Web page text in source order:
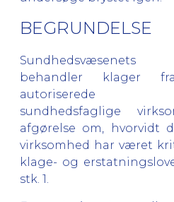
BEGRUNDELSE
behandler klager
autoriserede
sundhedsfaglige
afgørelse om, hvorvidt
virksomhed har været
klage- og
stk. 1.